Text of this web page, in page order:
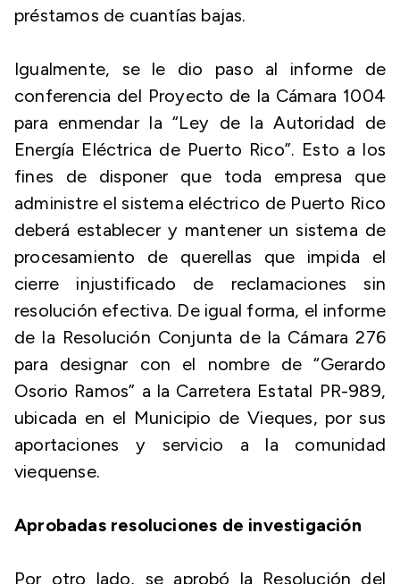
préstamos de cuantías bajas.
Igualmente, se le dio paso al informe de
conferencia del Proyecto de la Cámara 1004
para enmendar la “Ley de la Autoridad de
Energía Eléctrica de Puerto Rico”. Esto a los
fines de disponer que toda empresa que
administre el sistema eléctrico de Puerto Rico
deberá establecer y mantener un sistema de
procesamiento de querellas que impida el
cierre injustificado de reclamaciones sin
resolución efectiva. De igual forma, el informe
de la Resolución Conjunta de la Cámara 276
para designar con el nombre de “Gerardo
Osorio Ramos” a la Carretera Estatal PR-989,
ubicada en el Municipio de Vieques, por sus
aportaciones y servicio a la comunidad
viequense.
Aprobadas resoluciones de investigación
Por otro lado, se aprobó la Resolución del